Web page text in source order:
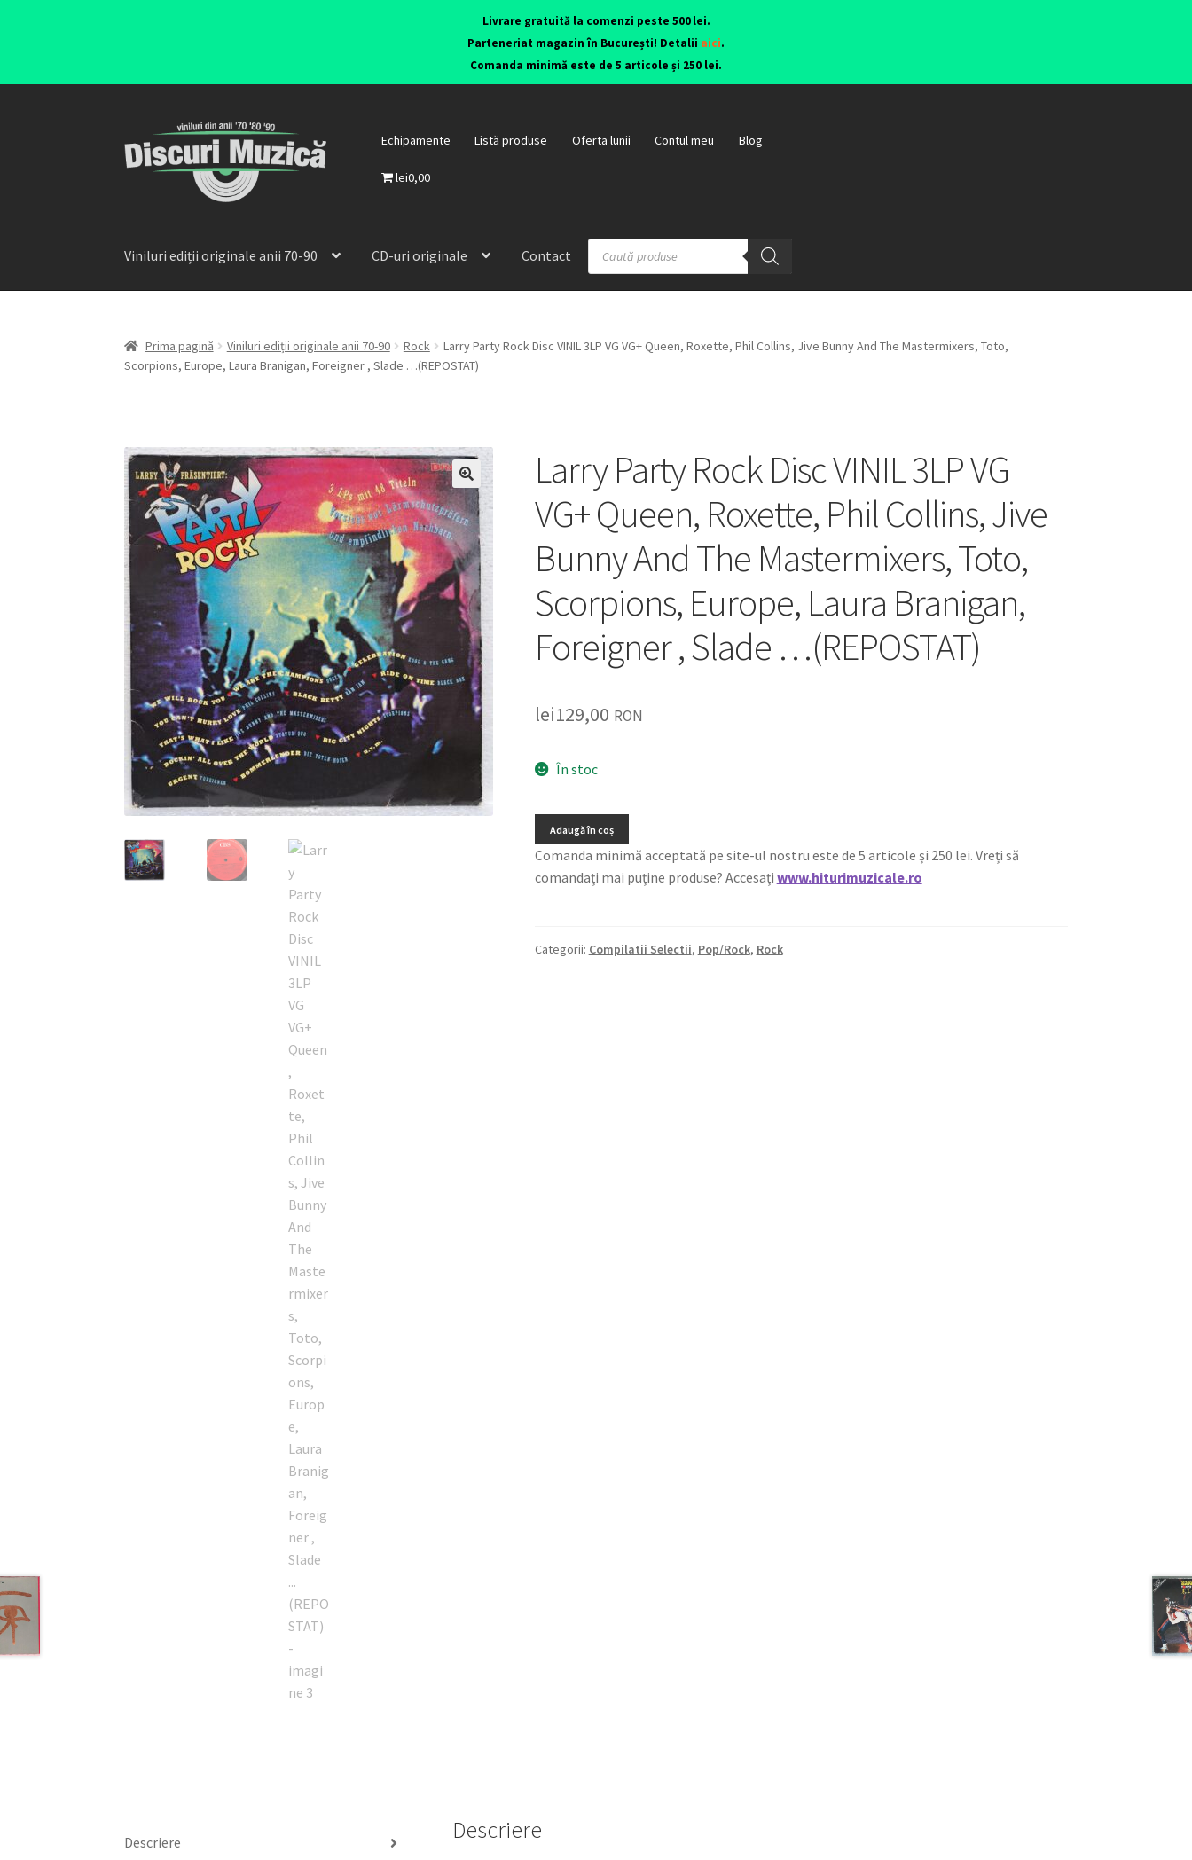
Livrare gratuită la comenzi peste 500 lei.
Parteneriat magazin în București! Detalii aici.
Comanda minimă este de 5 articole și 250 lei.
Echipamente Listă produse Oferta lunii Contul meu Blog
lei0,00
Viniluri ediții originale anii 70-90 CD-uri originale Contact
Prima pagină Viniluri ediții originale anii 70-90 Rock
Larry Party Rock Disc VINIL 3LP VG VG+ Queen, Roxette, Phil Collins, Jive Bunny And The Mastermixers, Toto,
Scorpions, Europe, Laura Branigan, Foreigner , Slade …(REPOSTAT)
🔍
Larry Party Rock Disc VINIL 3LP VG
VG+ Queen, Roxette, Phil Collins, Jive
Bunny And The Mastermixers, Toto,
Scorpions, Europe, Laura Branigan,
Foreigner , Slade …(REPOSTAT)
lei129,00 RON
În stoc
Adaugă în coș
Comanda minimă acceptată pe site-ul nostru este de 5 articole și 250 lei. Vreți să
comandați mai puține produse? Accesați www.hiturimuzicale.ro
Categorii: Compilatii Selectii, Pop/Rock, Rock
Descriere Descriere